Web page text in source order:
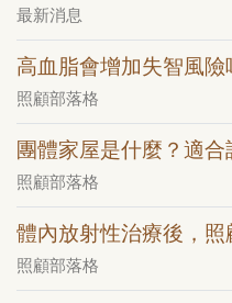
最新消息
高血脂會增加失智風
照顧部落格
團體家屋是什麼？適
照顧部落格
體內放射性治療後，照
照顧部落格